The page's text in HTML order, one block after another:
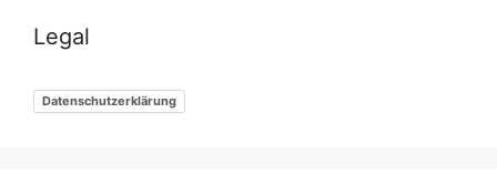
Legal
Datenschutzerklärung